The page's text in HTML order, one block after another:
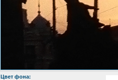
Цвет фона: